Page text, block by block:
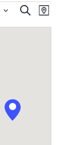
Events
Search
SearchEvent
Views
Map